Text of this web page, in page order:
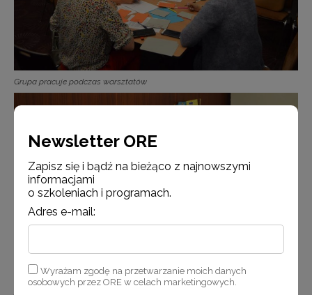
Grupa pracuje podczas warsztatów
Newsletter ORE
Zapisz się i bądź na bieżąco z najnowszymi
informacjami
o szkoleniach i programach.
Adres e-mail:
Wyrażam zgodę na przetwarzanie moich danych
osobowych przez ORE w celach marketingowych.